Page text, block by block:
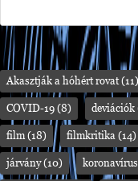
Akasztják a hóhért rovat(11)
COVID-19 (8) deviációk
film (18) filmkritika (14)
járvány(10) koronavírus